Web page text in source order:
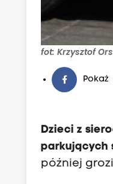
fot: Krzysztof
Pokaż
Dzieci z
parkujących
później